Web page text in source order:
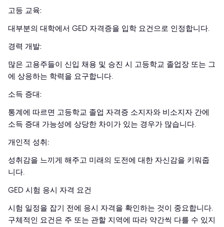
고등 교육:
대부분의 대학에서 GED 자격증을 입학 요건으로 인정합니다.
경력 개발:
많은 고용주들이 신입 채용 및 승진 시 고등학교 졸업장 또는 그
에 상응하는 학력을 요구합니다.
소득 증대:
통계에 따르면 고등학교 졸업 자격증 소지자와 비소지자 간에
소득 증대 가능성에 상당한 차이가 있는 경우가 많습니다.
개인적 성취:
성취감을 느끼게 해주고 미래의 도전에 대한 자신감을 키워줍
니다.
GED 시험 응시 자격 요건
시험 일정을 잡기 전에 응시 자격을 확인하는 것이 중요합니다.
구체적인 요건은 주 또는 관할 지역에 따라 약간씩 다를 수 있지